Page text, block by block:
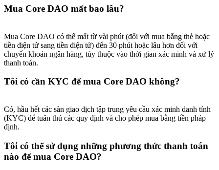
Mua Core DAO mất bao lâu?
Mua Core DAO có thể mất từ vài phút (đối với mua bằng thẻ hoặc
tiền điện tử sang tiền điện tử) đến 30 phút hoặc lâu hơn đối với
chuyển khoản ngân hàng, tùy thuộc vào thời gian xác minh và xử lý
thanh toán.
Tôi có cần KYC để mua Core DAO không?
Có, hầu hết các sàn giao dịch tập trung yêu cầu xác minh danh tính
(KYC) để tuân thủ các quy định và cho phép mua bằng tiền pháp
định.
Tôi có thể sử dụng những phương thức thanh toán
nào để mua Core DAO?